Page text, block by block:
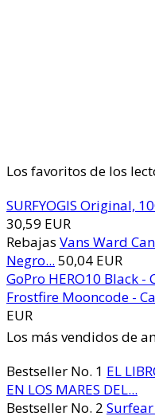
Los favoritos de los
SURFYOGIS Original,
30,59 EUR
Rebajas Vans Ward
Negro... 50,04 EUR
GoPro HERO10 Black
Frostfire Mooncode -
EUR
Los más vendidos de
Bestseller No. 1 EL
EN LOS MARES DEL...
Bestseller No. 2